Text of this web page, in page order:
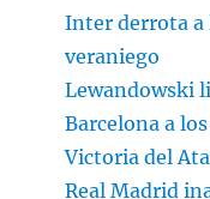
Inter derrota a
veraniego
Lewandowski
Barcelona a
Victoria del
Real Madrid